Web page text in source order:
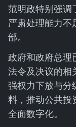
范明政特别强调
严肃处理能力不
部。
政府和政府总理
法令及决议的相
强权力下放与分
料，推动公共投
全面数字化。